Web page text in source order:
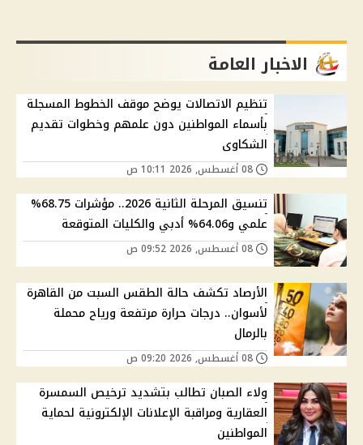
الاخبار العامة
تنظيم الاتصالات يوضح موقف الخطوط المسجلة
بأسماء المواطنين دون علمهم وخطوات تقديم
الشكاوى
تنسيق المرحلة الثانية 2026.. مؤشرات 68.75%
علمي و64.06% أدبي والكليات المتوقعة
الأرصاد تكشف حالة الطقس السبت من القاهرة
لأسوان.. درجات حرارة مرتفعة ورياح محملة
بالرمال
ولاء الصبان تطالب بتشديد ترخيص السمسرة
العقارية ومراقبة الإعلانات الإلكترونية لحماية
المواطنين